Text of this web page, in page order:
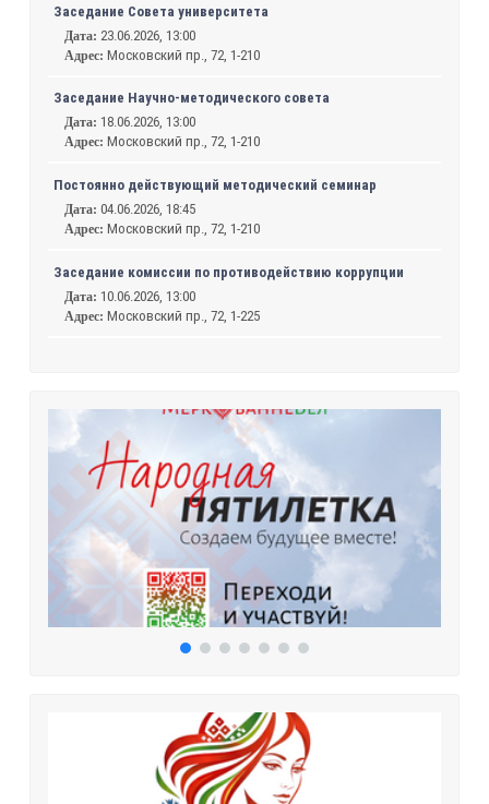
Заседание Совета университета
Дата: 23.06.2026, 13:00
Адрес: Московский пр., 72, 1-210
Заседание Научно-методического совета
Дата: 18.06.2026, 13:00
Адрес: Московский пр., 72, 1-210
Постоянно действующий методический семинар
Дата:04.06.2026, 18:45
Адрес: Московский пр., 72, 1-210
Заседание комиссии по противодействию коррупции
Дата: 10.06.2026, 13:00
Адрес: Московский пр., 72, 1-225